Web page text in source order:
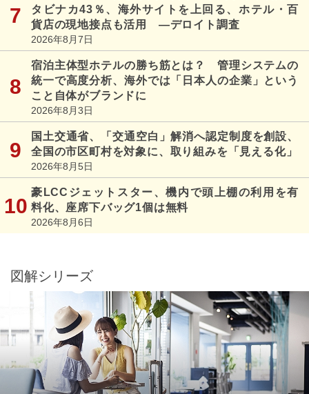
タビナカ43％、海外サイトを上回る、ホテル・百
貨店の現地接点も活用 ―デロイト調査
2026年8月7日
宿泊主体型ホテルの勝ち筋とは？ 管理システムの
統一で高度分析、海外では「日本人の企業」という
こと自体がブランドに
2026年8月3日
国土交通省、「交通空白」解消へ認定制度を創設、
全国の市区町村を対象に、取り組みを「見える化」
2026年8月5日
豪LCCジェットスター、機内で頭上棚の利用を有
料化、座席下バッグ1個は無料
2026年8月6日
図解シリーズ